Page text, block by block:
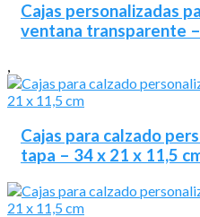
Cajas personalizadas
ventana transparente
,
Cajas para calzado
tapa – 34 x 21 x 11,5